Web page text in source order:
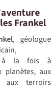
Frankel
, géologue
à la fois à
planètes, aux
aux terroirs